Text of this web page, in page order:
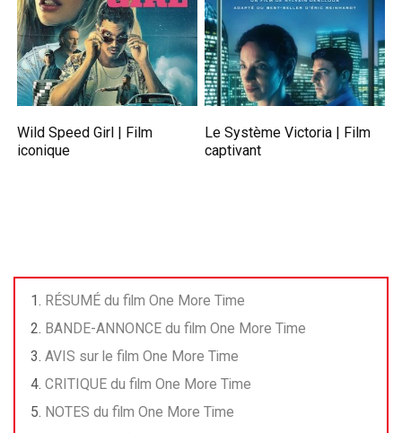
Wild Speed Girl | Film
iconique
Le Système Victoria | Film
captivant
RÉSUMÉ du film One More Time
BANDE-ANNONCE du film One More Time
AVIS sur le film One More Time
CRITIQUE du film One More Time
NOTES du film One More Time